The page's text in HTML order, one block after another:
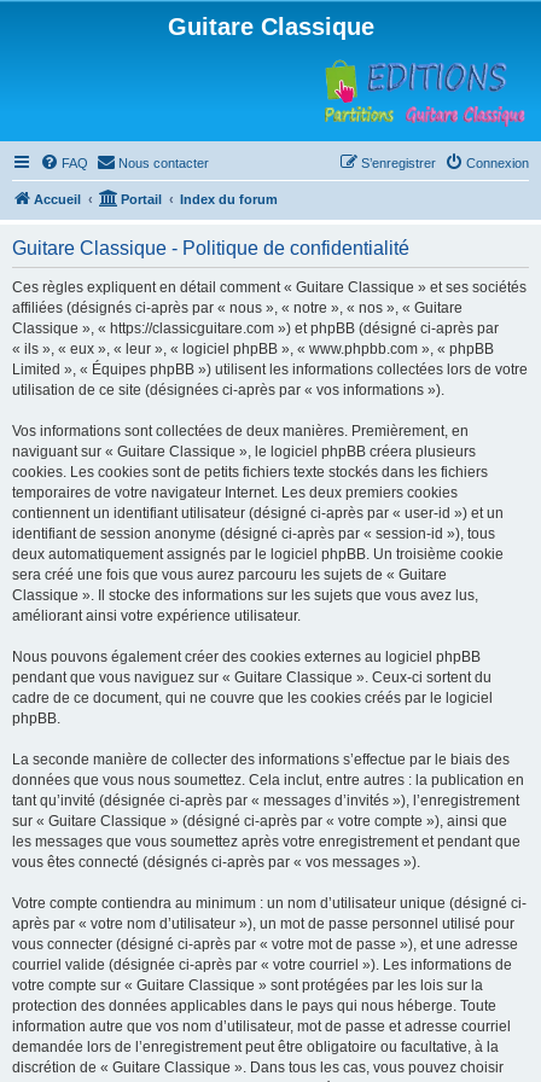
Guitare Classique
FAQ Nous contacter Connexion
S’enregistrer
Accueil Portail Index du forum
Guitare Classique - Politique de confidentialité
Ces règles expliquent en détail comment « Guitare Classique » et ses sociétés
affiliées (désignés ci-après par « nous », « notre », « nos », « Guitare
Classique », « https://classicguitare.com ») et phpBB (désigné ci-après par
« ils », « eux », « leur », « logiciel phpBB », « www.phpbb.com », « phpBB
Limited », « Équipes phpBB ») utilisent les informations collectées lors de votre
utilisation de ce site (désignées ci-après par « vos informations »).
Vos informations sont collectées de deux manières. Premièrement, en
naviguant sur « Guitare Classique », le logiciel phpBB créera plusieurs
cookies. Les cookies sont de petits fichiers texte stockés dans les fichiers
temporaires de votre navigateur Internet. Les deux premiers cookies
contiennent un identifiant utilisateur (désigné ci-après par « user-id ») et un
identifiant de session anonyme (désigné ci-après par « session-id »), tous
deux automatiquement assignés par le logiciel phpBB. Un troisième cookie
sera créé une fois que vous aurez parcouru les sujets de « Guitare
Classique ». Il stocke des informations sur les sujets que vous avez lus,
améliorant ainsi votre expérience utilisateur.
Nous pouvons également créer des cookies externes au logiciel phpBB
pendant que vous naviguez sur « Guitare Classique ». Ceux-ci sortent du
cadre de ce document, qui ne couvre que les cookies créés par le logiciel
phpBB.
La seconde manière de collecter des informations s’effectue par le biais des
données que vous nous soumettez. Cela inclut, entre autres : la publication en
tant qu’invité (désignée ci-après par « messages d’invités »), l’enregistrement
sur « Guitare Classique » (désigné ci-après par « votre compte »), ainsi que
les messages que vous soumettez après votre enregistrement et pendant que
vous êtes connecté (désignés ci-après par « vos messages »).
Votre compte contiendra au minimum : un nom d’utilisateur unique (désigné ci-
après par « votre nom d’utilisateur »), un mot de passe personnel utilisé pour
vous connecter (désigné ci-après par « votre mot de passe »), et une adresse
courriel valide (désignée ci-après par « votre courriel »). Les informations de
votre compte sur « Guitare Classique » sont protégées par les lois sur la
protection des données applicables dans le pays qui nous héberge. Toute
information autre que vos nom d’utilisateur, mot de passe et adresse courriel
demandée lors de l’enregistrement peut être obligatoire ou facultative, à la
discrétion de « Guitare Classique ». Dans tous les cas, vous pouvez choisir